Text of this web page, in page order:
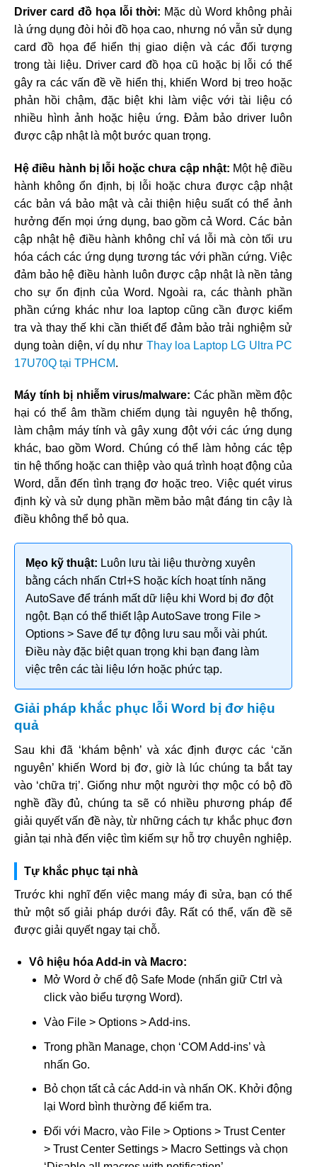
Driver card đồ họa lỗi thời: Mặc dù Word không phải
là ứng dụng đòi hỏi đồ họa cao, nhưng nó vẫn sử dụng
card đồ họa để hiển thị giao diện và các đối tượng
trong tài liệu. Driver card đồ họa cũ hoặc bị lỗi có thể
gây ra các vấn đề về hiển thị, khiến Word bị treo hoặc
phản hồi chậm, đặc biệt khi làm việc với tài liệu có
nhiều hình ảnh hoặc hiệu ứng. Đảm bảo driver luôn
được cập nhật là một bước quan trọng.
Hệ điều hành bị lỗi hoặc chưa cập nhật: Một hệ điều
hành không ổn định, bị lỗi hoặc chưa được cập nhật
các bản vá bảo mật và cải thiện hiệu suất có thể ảnh
hưởng đến mọi ứng dụng, bao gồm cả Word. Các bản
cập nhật hệ điều hành không chỉ vá lỗi mà còn tối ưu
hóa cách các ứng dụng tương tác với phần cứng. Việc
đảm bảo hệ điều hành luôn được cập nhật là nền tảng
cho sự ổn định của Word. Ngoài ra, các thành phần
phần cứng khác như loa laptop cũng cần được kiểm
tra và thay thế khi cần thiết để đảm bảo trải nghiệm sử
dụng toàn diện, ví dụ như Thay loa Laptop LG Ultra PC
17U70Q tại TPHCM.
Máy tính bị nhiễm virus/malware: Các phần mềm độc
hại có thể âm thầm chiếm dụng tài nguyên hệ thống,
làm chậm máy tính và gây xung đột với các ứng dụng
khác, bao gồm Word. Chúng có thể làm hỏng các tệp
tin hệ thống hoặc can thiệp vào quá trình hoạt động của
Word, dẫn đến tình trạng đơ hoặc treo. Việc quét virus
định kỳ và sử dụng phần mềm bảo mật đáng tin cậy là
điều không thể bỏ qua.
Mẹo kỹ thuật: Luôn lưu tài liệu thường xuyên
bằng cách nhấn Ctrl+S hoặc kích hoạt tính năng
AutoSave để tránh mất dữ liệu khi Word bị đơ đột
ngột. Bạn có thể thiết lập AutoSave trong File >
Options > Save để tự động lưu sau mỗi vài phút.
Điều này đặc biệt quan trọng khi bạn đang làm
việc trên các tài liệu lớn hoặc phức tạp.
Giải pháp khắc phục lỗi Word bị đơ hiệu
quả
Sau khi đã ‘khám bệnh’ và xác định được các ‘căn
nguyên’ khiến Word bị đơ, giờ là lúc chúng ta bắt tay
vào ‘chữa trị’. Giống như một người thợ mộc có bộ đồ
nghề đầy đủ, chúng ta sẽ có nhiều phương pháp để
giải quyết vấn đề này, từ những cách tự khắc phục đơn
giản tại nhà đến việc tìm kiếm sự hỗ trợ chuyên nghiệp.
Tự khắc phục tại nhà
Trước khi nghĩ đến việc mang máy đi sửa, bạn có thể
thử một số giải pháp dưới đây. Rất có thể, vấn đề sẽ
được giải quyết ngay tại chỗ.
Vô hiệu hóa Add-in và Macro:
Mở Word ở chế độ Safe Mode (nhấn giữ Ctrl và
click vào biểu tượng Word).
Vào File > Options > Add-ins.
Trong phần Manage, chọn ‘COM Add-ins’ và
nhấn Go.
Bỏ chọn tất cả các Add-in và nhấn OK. Khởi động
lại Word bình thường để kiểm tra.
Đối với Macro, vào File > Options > Trust Center
> Trust Center Settings > Macro Settings và chọn